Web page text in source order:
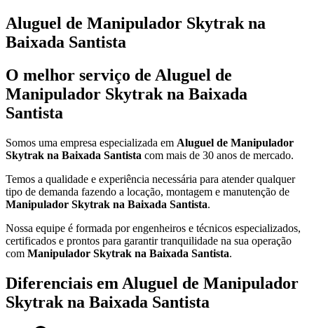
Aluguel de Manipulador Skytrak na
Baixada Santista
O melhor serviço de Aluguel de
Manipulador Skytrak na Baixada
Santista
Somos uma empresa especializada em Aluguel de Manipulador
Skytrak na Baixada Santista com mais de 30 anos de mercado.
Temos a qualidade e experiência necessária para atender qualquer
tipo de demanda fazendo a locação, montagem e manutenção de
Manipulador Skytrak na Baixada Santista.
Nossa equipe é formada por engenheiros e técnicos especializados,
certificados e prontos para garantir tranquilidade na sua operação
com Manipulador Skytrak na Baixada Santista.
Diferenciais em Aluguel de Manipulador
Skytrak na Baixada Santista